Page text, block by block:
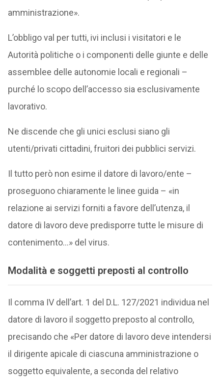
amministrazione».
L’obbligo val per tutti, ivi inclusi i visitatori e le
Autorità politiche o i componenti delle giunte e delle
assemblee delle autonomie locali e regionali –
purché lo scopo dell’accesso sia esclusivamente
lavorativo.
Ne discende che gli unici esclusi siano gli
utenti/privati cittadini, fruitori dei pubblici servizi.
Il tutto però non esime il datore di lavoro/ente ­–
proseguono chiaramente le linee guida – «in
relazione ai servizi forniti a favore dell’utenza, il
datore di lavoro deve predisporre tutte le misure di
contenimento…» del virus.
Modalità e soggetti preposti al controllo
Il comma IV dell’art. 1 del D.L. 127/2021 individua nel
datore di lavoro il soggetto preposto al controllo,
precisando che «Per datore di lavoro deve intendersi
il dirigente apicale di ciascuna amministrazione o
soggetto equivalente, a seconda del relativo